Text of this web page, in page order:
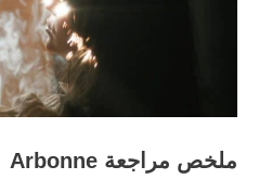
ملخص مراجعة Arbonne